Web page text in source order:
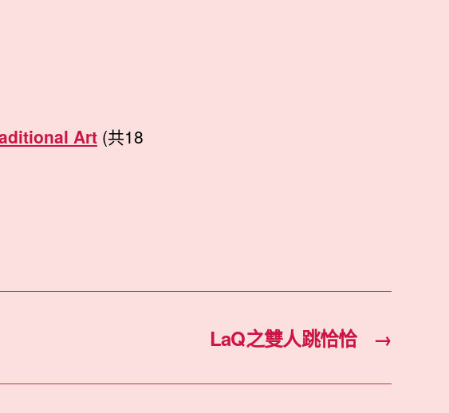
Art (共18
→
LaQ之雙人跳恰恰